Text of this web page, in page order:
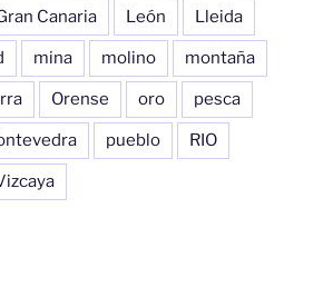
Canaria León Lleida
mina molino montaña
Orense oro pesca
pueblo RIO